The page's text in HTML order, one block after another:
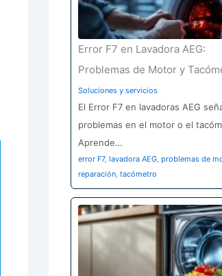
Error F7 en Lavadora AEG:
Problemas de Motor y
Soluciones y servicios
El Error F7 en lavadoras AEG
problemas en el motor o el
Aprende…
error F7, lavadora AEG, problemas de
reparación, tacómetro